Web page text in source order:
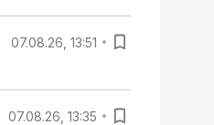
07.08.26, 13:51
07.08.26, 13:35